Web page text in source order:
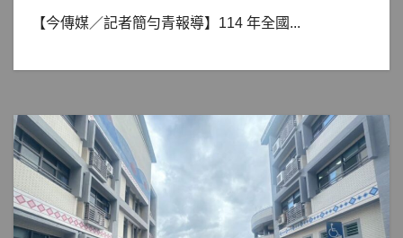
【今傳媒／記者簡勻青報導】114 年全國...